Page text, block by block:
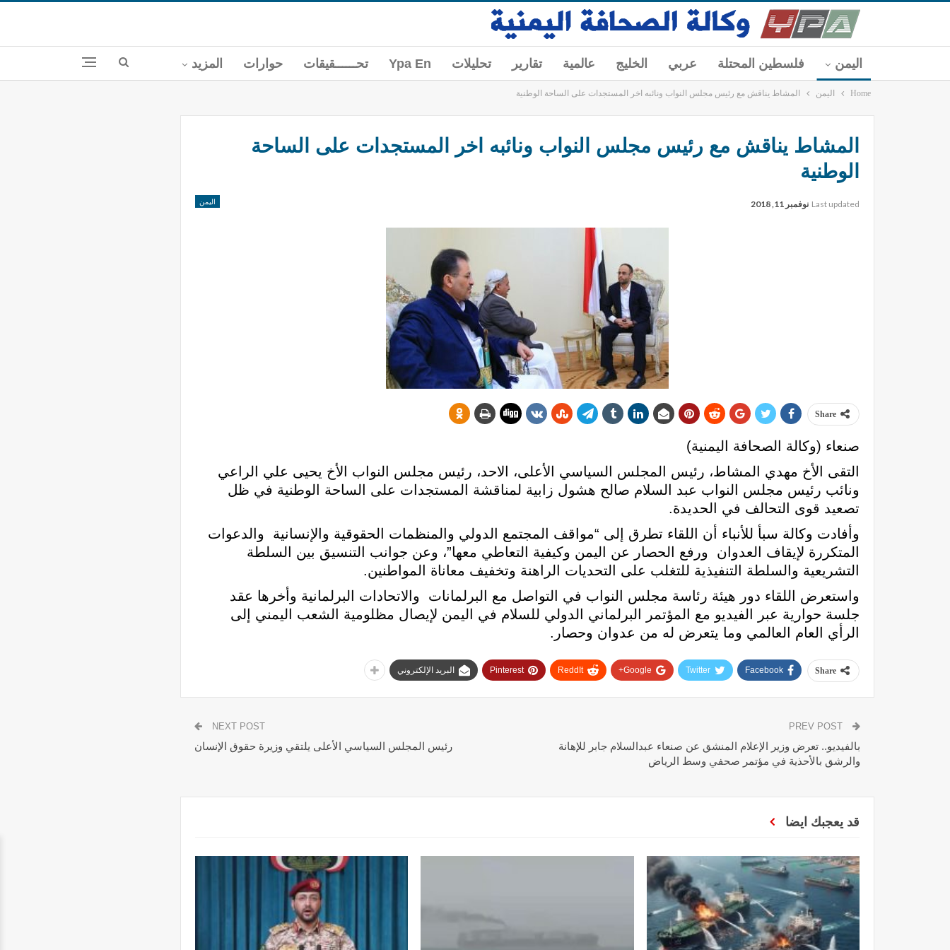
اليمن فلسطين المحتلة عربي الخليج عالمية تقارير تحليلات Ypa En تحــــــقيقات حوارات المزيد
Home اليمن المشاط يناقش مع رئيس مجلس النواب ونائبه اخر المستجدات على الساحة الوطنية
المشاط يناقش مع رئيس مجلس النواب ونائبه اخر المستجدات على الساحة
الوطنية
اليمن Last updated نوفمبر 11, 2018
Share
صنعاء (وكالة الصحافة اليمنية)
التقى الأخ مهدي المشاط، رئيس المجلس السياسي الأعلى، الاحد، رئيس مجلس النواب الأخ يحيى علي الراعي
ونائب رئيس مجلس النواب عبد السلام صالح هشول زابية لمناقشة المستجدات على الساحة الوطنية في ظل
تصعيد قوى التحالف في الحديدة.
وأفادت وكالة سبأ للأنباء أن اللقاء تطرق إلى “مواقف المجتمع الدولي والمنظمات الحقوقية والإنسانية والدعوات
المتكررة لإيقاف العدوان ورفع الحصار عن اليمن وكيفية التعاطي معها”، وعن جوانب التنسيق بين السلطة
التشريعية والسلطة التنفيذية للتغلب على التحديات الراهنة وتخفيف معاناة المواطنين.
واستعرض اللقاء دور هيئة رئاسة مجلس النواب في التواصل مع البرلمانات والاتحادات البرلمانية وأخرها عقد
جلسة حوارية عبر الفيديو مع المؤتمر البرلماني الدولي للسلام في اليمن لإيصال مظلومية الشعب اليمني إلى
الرأي العام العالمي وما يتعرض له من عدوان وحصار.
Share
Facebook
Twitter
Google+
ReddIt
Pinterest البريد الإلكتروني
بالفيديو.. تعرض وزير الإعلام المنشق عن صنعاء عبدالسلام جابر للإهانة
والرشق بالأحذية في مؤتمر صحفي وسط الرياض
NEXT POST
رئيس المجلس السياسي الأعلى يلتقي وزيرة حقوق الإنسان
قد يعجبك ايضا